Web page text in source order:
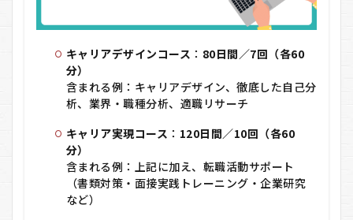
キャリアデザインコース ： 80日間／7回（各60
分）
含まれる例：キャリアデザイン、徹底した自己分
析、業界・職種分析、適職リサーチ
キャリア実現コース ： 120日間／10回（各60
分）
含まれる例：上記に加え、転職活動サポート
（書類対策・面接実践トレーニング・企業研究
など）